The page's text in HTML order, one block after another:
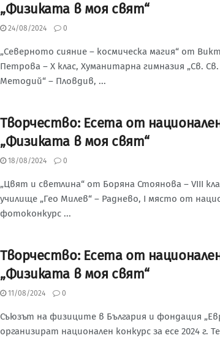
„Физиката в моя свят“
24/08/2024 0
„Северното сияние – космическа магия“ от
Петрова – Х клас, Хуманитарна гимназия „Св.
Методий“ – Пловдив, ...
Tворчество: Есета от
„Физиката в моя свят“
18/08/2024 0
„Цвят и светлина“ от Боряна Стоянова – VIII
училище „Гео Милев“ – Раднево, I място от
фотоконкурс ...
Tворчество: Есета от
„Физиката в моя свят“
11/08/2024 0
Съюзът на физиците в България и фондация
организират национален конкурс за есе 2024 г.